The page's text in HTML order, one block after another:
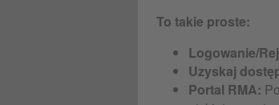
To takie proste:
Logowanie/
Uzyskaj
Portal RMA: